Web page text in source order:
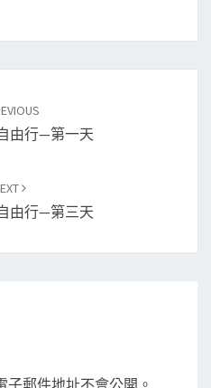
由行—第一天
由行—第三天